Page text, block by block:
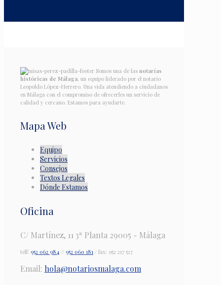
Somos una de las notarías
históricas de Málaga, un equipo liderado por el notario
Leopoldo López-Herrero. Una vida atendiendo a ciudadanos
en Málaga con el compromiso de ofrecerles un servicio de
calidad y cercano. Estamos para ayudarte.
Mapa Web
Equipo
Servicios
Consejos
Textos Legales
Dónde Estamos
Oficina
C/ Martínez, 11 3ª Planta 29005 - Málaga
telf: 952 062 984 // 952 060 181 / fax: 952 217 527
Email: hola@notariosmalaga.com